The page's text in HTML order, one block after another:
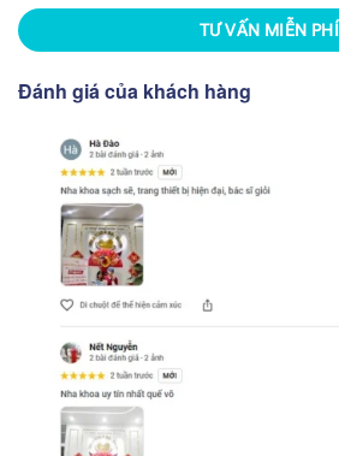
TƯ VẤN MIỄN PHÍ
Đánh giá của khách hàng